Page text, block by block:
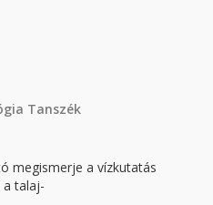
Tanszék
megismerje a vízkutatás
talaj-